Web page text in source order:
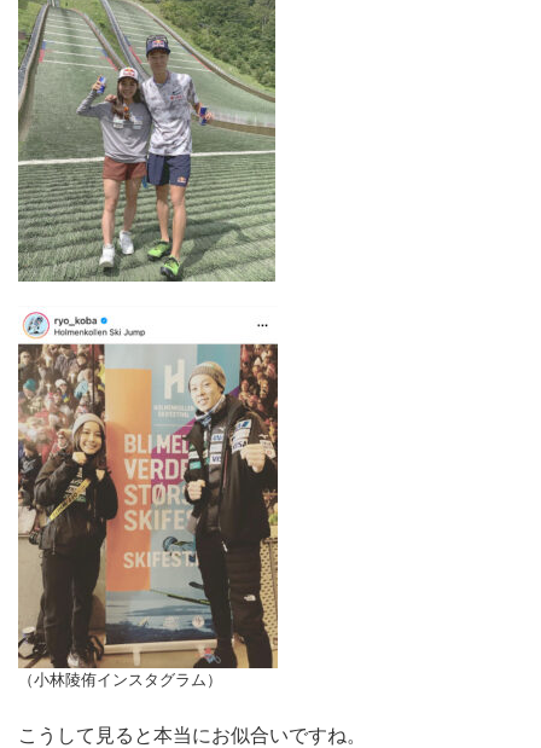
（小林陵侑インスタグラム）
こうして見ると本当にお似合いですね。